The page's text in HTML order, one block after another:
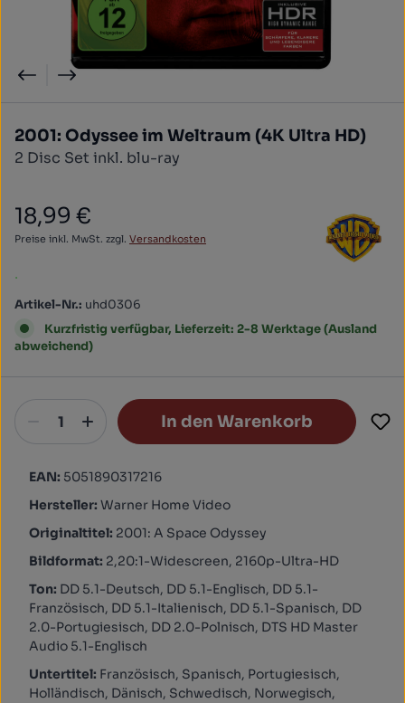
2001: Odyssee im Weltraum (4K Ultra HD)
2 Disc Set inkl. blu-ray
Regulärer Preis:
18,99 €
Preise inkl. MwSt. zzgl. Versandkosten
.
Artikel-Nr.: uhd0306
Kurzfristig verfügbar, Lieferzeit: 2-8 Werktage (Ausland
abweichend)
In den Warenkorb
EAN: 5051890317216
Hersteller: Warner Home Video
Originaltitel: 2001: A Space Odyssey
Bildformat: 2,20:1-Widescreen, 2160p-Ultra-HD
Ton: DD 5.1-Deutsch, DD 5.1-Englisch, DD 5.1-
Französisch, DD 5.1-Italienisch, DD 5.1-Spanisch, DD
2.0-Portugiesisch, DD 2.0-Polnisch, DTS HD Master
Audio 5.1-Englisch
Untertitel: Französisch, Spanisch, Portugiesisch,
Holländisch, Dänisch, Schwedisch, Norwegisch,